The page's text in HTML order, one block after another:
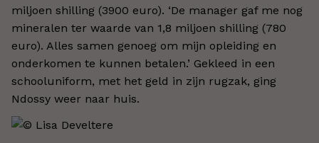
miljoen shilling (3900 euro). ‘De manager gaf me nog
mineralen ter waarde van 1,8 miljoen shilling (780
euro). Alles samen genoeg om mijn opleiding en
onderkomen te kunnen betalen.’ Gekleed in een
schooluniform, met het geld in zijn rugzak, ging
Ndossy weer naar huis.